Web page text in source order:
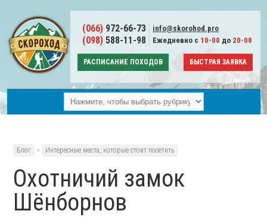
(066) 972-66-73
(098) 588-11-98
info@skorohod.pro
Ежедневно с 10-00 до 20-00
РАСПИСАНИЕ ПОХОДОВ БЫСТРАЯ ЗАЯВКА
Блог > Интересные места, которые стоит посетить
Охотничий замок
Шёнборнов